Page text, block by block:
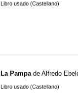
Libro usado (Castellano)
La Pampa de Alfredo
Libro usado (Castellano)